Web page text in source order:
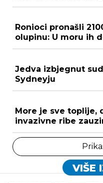
Ronioci pronašli
olupinu: U moru ih
Jedva izbjegnut
Sydneyju
More je sve toplije,
invazivne ribe
VIŠE